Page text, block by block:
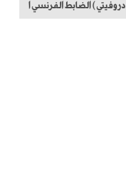
دروفيتي) الضابط الفرنسي ا